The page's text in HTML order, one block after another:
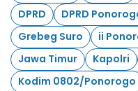
DPRD
DPRD
Grebeg Suro
ii
Jawa Timur
Kapolri
Kodim 0802/Ponorogo